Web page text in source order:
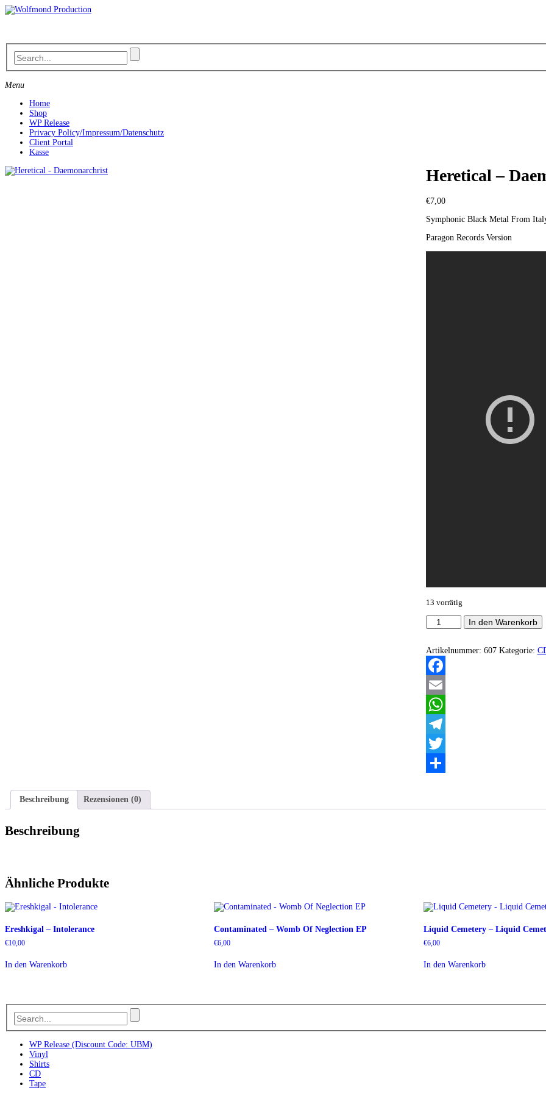
Skip
Menu
Home
Shop
WP Release
Privacy Policy/Impressum/Datenschutz
Client Portal
Kasse
Heretical –
€7,00
Symphonic Black Metal From
Paragon Records Version
13 vorrätig
Heretical
-
Menge
In den Warenkorb
Artikelnummer: 607 Kategorie:
Facebook
Email
WhatsApp
Telegram
Twitter
Beschreibung
Rezensionen (0)
Beschreibung
Ähnliche Produkte
Ereshkigal – Intolerance
€10,00
In den Warenkorb
Contaminated – Womb Of Neglection EP
€6,00
In den Warenkorb
Liquid Cemetery – Liquid
€6,00
In den Warenkorb
WP Release (Discount Code: UBM)
Vinyl
Shirts
CD
Tape